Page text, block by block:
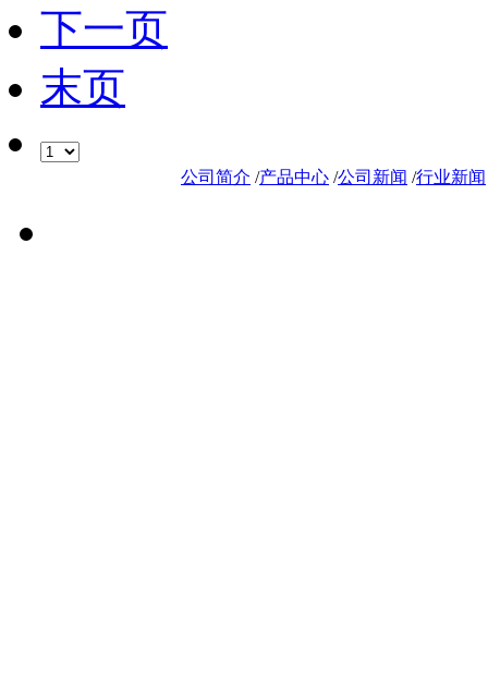
下一页
末页
公司简介 /产品中心 /公司新闻 /行业新闻